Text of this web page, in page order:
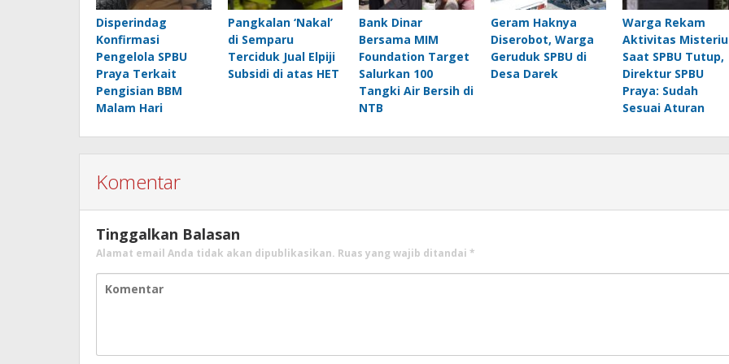
Disperindag
Konfirmasi
Pengelola SPBU
Praya Terkait
Pengisian BBM
Malam Hari
Pangkalan ‘Nakal’
di Semparu
Terciduk Jual Elpiji
Subsidi di atas HET
Bank Dinar
Bersama MIM
Foundation Target
Salurkan 100
Tangki Air Bersih di
NTB
Geram Haknya
Diserobot, Warga
Geruduk SPBU di
Desa Darek
Warga Rekam
Aktivitas
Saat SPBU Tutup,
Direktur SPBU
Praya: Sudah
Sesuai Aturan
Komentar
Tinggalkan Balasan
Alamat email Anda tidak akan dipublikasikan. Ruas yang wajib ditandai *